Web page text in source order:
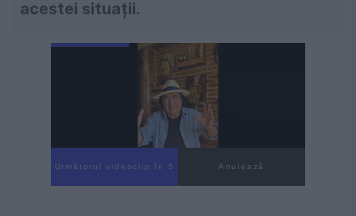
acestei situații.
Următorul videoclip în 4 Anulează